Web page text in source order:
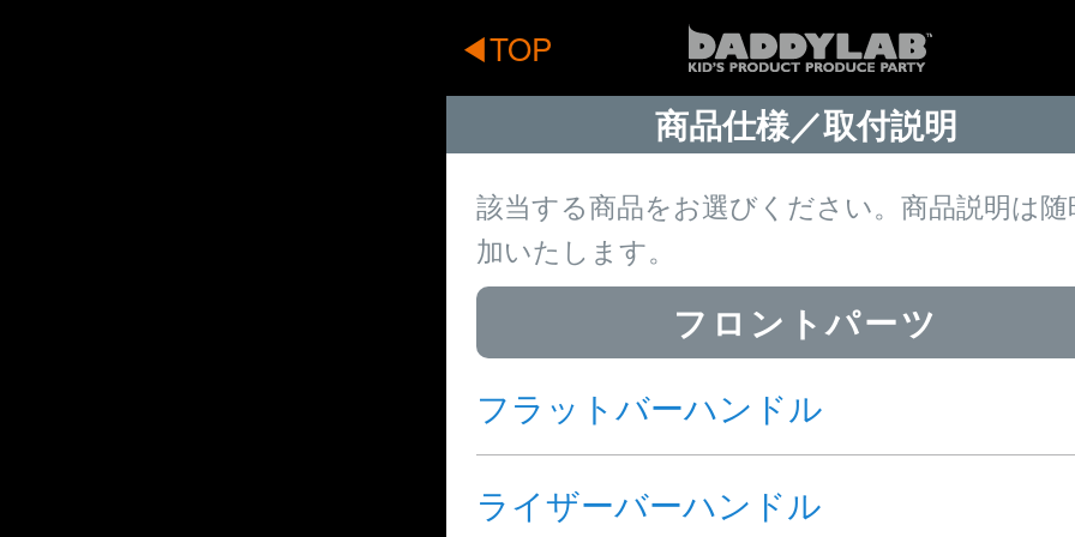
◀TOP
商品仕様／取付説明
該当する商品をお選びください。商品説明は随
加いたします。
フロントパーツ
フラットバーハンドル
ライザーバーハンドル